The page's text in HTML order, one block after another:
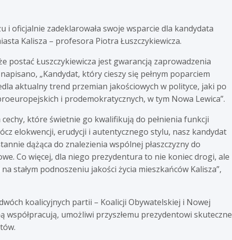
i oficjalnie zadeklarowała swoje wsparcie dla kandydata
Kalisza – profesora Piotra Łuszczykiewicza.
postać Łuszczykiewicza jest gwarancją zaprowadzenia
„Kandydat, który cieszy się pełnym poparciem
aktualny trend przemian jakościowych w polityce, jaki po
i prodemokratycznych, w tym Nowa Lewica”.
które świetnie go kwalifikują do pełnienia funkcji
elokwencji, erudycji i autentycznego stylu, nasz kandydat
dążąca do znalezienia wspólnej płaszczyzny do
Co więcej, dla niego prezydentura to nie koniec drogi, ale
stałym podnoszeniu jakości życia mieszkańców Kalisza”,
koalicyjnych partii – Koalicji Obywatelskiej i Nowej
umożliwi przyszłemu prezydentowi skuteczne